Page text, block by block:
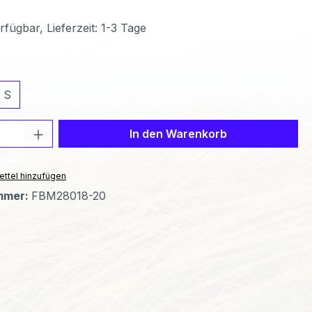
Lieferzeit: 1-3 Tage
S
Anzahl: Gib den gewünschten Wert
In den Warenkorb
hinzufügen
FBM28018-20